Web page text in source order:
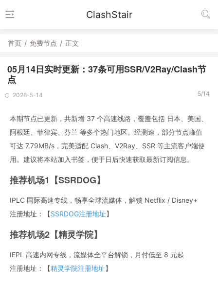
ClashStair
首页 / 免费节点 / 正文
05月14日实时更新：37条可用SSR/V2Ray/Clash节
点
2026-5-14 5/14
本期节点已更新，共新增 37 个高速线路，覆盖包括 日本、美国、
阿根廷、菲律宾、芬兰 等多个热门地区。经测速，部分节点峰值
可达 7.79MB/s，完美适配 Clash、V2Ray、SSR 等主流客户端使
用。建议将本站加入书签，便于日后快速获取最新订阅信息。
推荐机场1【SSRDOG】
IPLC 国际高速专线，畅享全球流媒体，解锁 Netflix / Disney+
注册地址：【SSRDOG注册地址】
推荐机场2【精灵学院】
IEPL 高速内网专线，流媒体全平台解锁，月付低至 8 元起
注册地址：【精灵学院注册地址】